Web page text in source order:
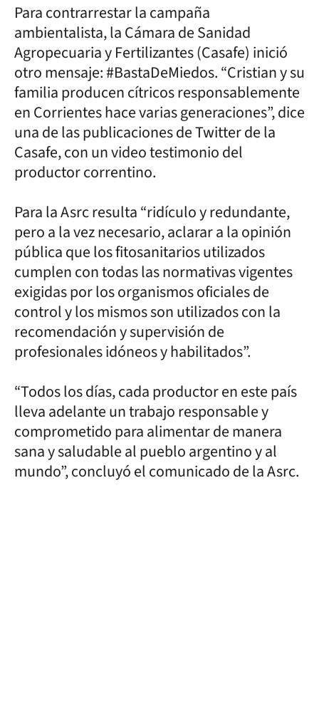
Para contrarrestar la campaña
ambientalista, la Cámara de Sanidad
Agropecuaria y Fertilizantes (Casafe) inició
otro mensaje: #BastaDeMiedos. “Cristian y su
familia producen cítricos responsablemente
en Corrientes hace varias generaciones”, dice
una de las publicaciones de Twitter de la
Casafe, con un video testimonio del
productor correntino.
Para la Asrc resulta “ridículo y redundante,
pero a la vez necesario, aclarar a la opinión
pública que los fitosanitarios utilizados
cumplen con todas las normativas vigentes
exigidas por los organismos oficiales de
control y los mismos son utilizados con la
recomendación y supervisión de
profesionales idóneos y habilitados”.
“Todos los días, cada productor en este país
lleva adelante un trabajo responsable y
comprometido para alimentar de manera
sana y saludable al pueblo argentino y al
mundo”, concluyó el comunicado de la Asrc.